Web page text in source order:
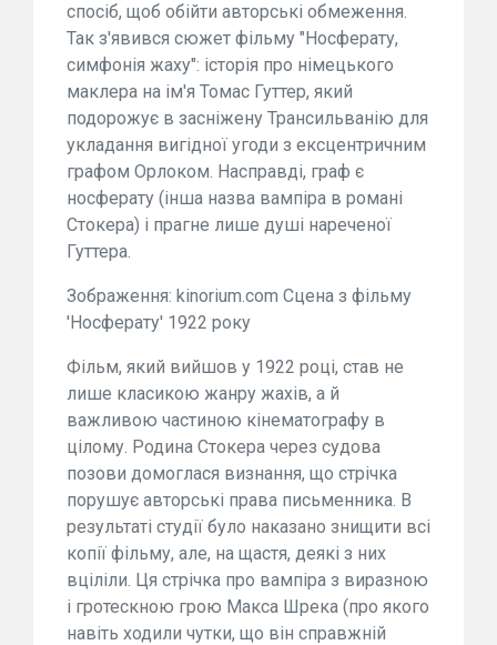
спосіб, щоб обійти авторські обмеження.
Так з'явився сюжет фільму "Носферату,
симфонія жаху": історія про німецького
маклера на ім'я Томас Гуттер, який
подорожує в засніжену Трансильванію для
укладання вигідної угоди з ексцентричним
графом Орлоком. Насправді, граф є
носферату (інша назва вампіра в романі
Стокера) і прагне лише душі нареченої
Гуттера.
Зображення: kinorium.com Сцена з фільму
'Носферату' 1922 року
Фільм, який вийшов у 1922 році, став не
лише класикою жанру жахів, а й
важливою частиною кінематографу в
цілому. Родина Стокера через судова
позови домоглася визнання, що стрічка
порушує авторські права письменника. В
результаті студії було наказано знищити всі
копії фільму, але, на щастя, деякі з них
вціліли. Ця стрічка про вампіра з виразною
і гротескною грою Макса Шрека (про якого
навіть ходили чутки, що він справжній